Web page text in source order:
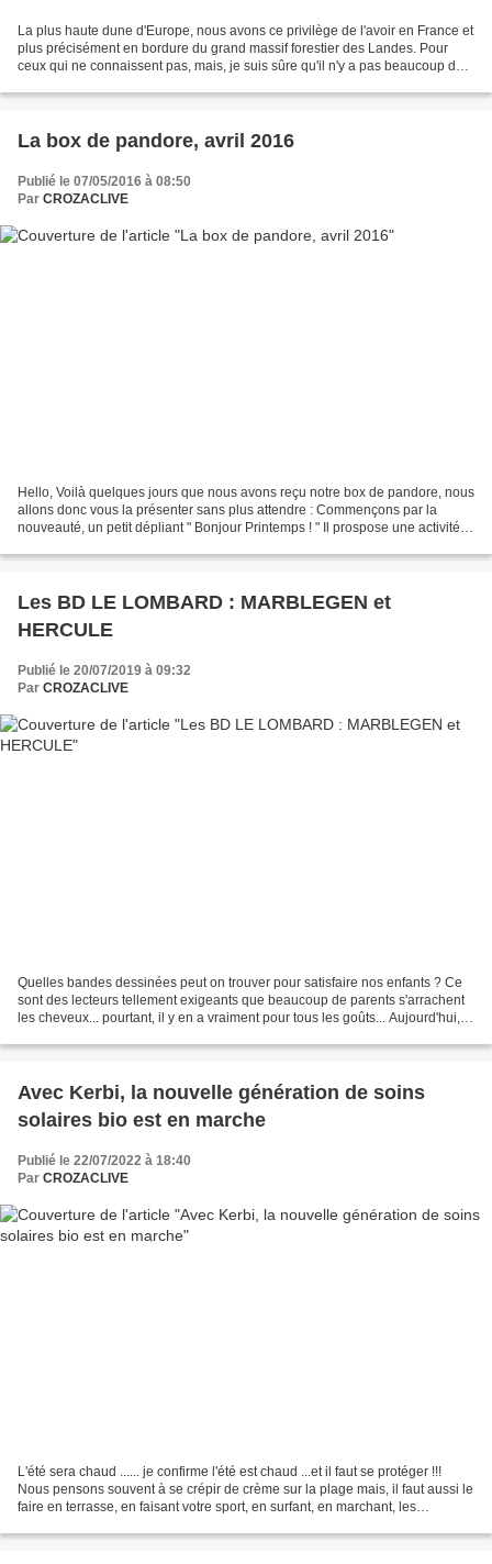
La plus haute dune d'Europe, nous avons ce privilège de l'avoir en France et
plus précisément en bordure du grand massif forestier des Landes. Pour
ceux qui ne connaissent pas, mais, je suis sûre qu'il n'y a pas beaucoup de
La box de pandore, avril 2016
Publié le 07/05/2016 à 08:50
Par CROZACLIVE
Hello, Voilà quelques jours que nous avons reçu notre box de pandore, nous
allons donc vous la présenter sans plus attendre : Commençons par la
nouveauté, un petit dépliant " Bonjour Printemps ! " Il prospose une activité
Les BD LE LOMBARD : MARBLEGEN et
HERCULE
Publié le 20/07/2019 à 09:32
Par CROZACLIVE
Quelles bandes dessinées peut on trouver pour satisfaire nos enfants ? Ce
sont des lecteurs tellement exigeants que beaucoup de parents s'arrachent
les cheveux... pourtant, il y en a vraiment pour tous les goûts... Aujourd'hui, je
Avec Kerbi, la nouvelle génération de soins
solaires bio est en marche
Publié le 22/07/2022 à 18:40
Par CROZACLIVE
L'été sera chaud ...... je confirme l'été est chaud ...et il faut se protéger !!!
Nous pensons souvent à se crépir de crème sur la plage mais, il faut aussi le
faire en terrasse, en faisant votre sport, en surfant, en marchant, les